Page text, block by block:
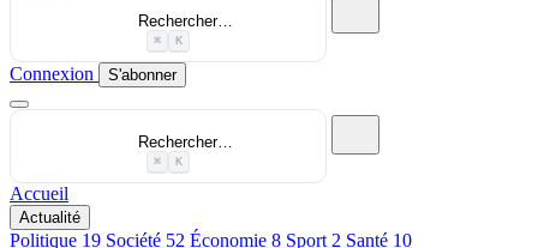
Rechercher…
⌘ K
Connexion S'abonner
Rechercher…
⌘ K
Accueil
Actualité
Politique 19 Société 52 Économie 8 Sport 2 Santé 10